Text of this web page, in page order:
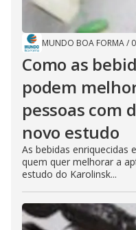
MUNDO BOA FORMA/
Como as
podem
pessoas com
novo estudo
As bebidas
quem quer melhorar a
estudo do Karolinsk...